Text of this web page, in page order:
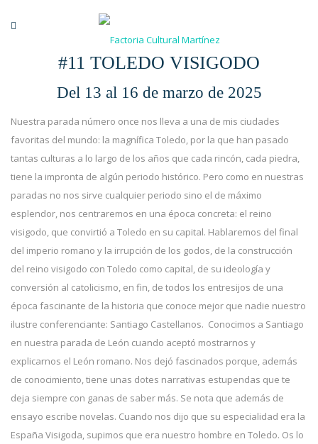
#11 TOLEDO VISIGODO
Del 13 al 16 de marzo de 2025
Nuestra parada número once nos lleva a una de mis ciudades
favoritas del mundo: la magnífica Toledo, por la que han pasado
tantas culturas a lo largo de los años que cada rincón, cada piedra,
tiene la impronta de algún periodo histórico. Pero como en nuestras
paradas no nos sirve cualquier periodo sino el de máximo
esplendor, nos centraremos en una época concreta: el reino
visigodo, que convirtió a Toledo en su capital. Hablaremos del final
del imperio romano y la irrupción de los godos, de la construcción
del reino visigodo con Toledo como capital, de su ideología y
conversión al catolicismo, en fin, de todos los entresijos de una
época fascinante de la historia que conoce mejor que nadie nuestro
ilustre conferenciante: Santiago Castellanos. Conocimos a Santiago
en nuestra parada de León cuando aceptó mostrarnos y
explicarnos el León romano. Nos dejó fascinados porque, además
de conocimiento, tiene unas dotes narrativas estupendas que te
deja siempre con ganas de saber más. Se nota que además de
ensayo escribe novelas. Cuando nos dijo que su especialidad era la
España Visigoda, supimos que era nuestro hombre en Toledo. Os lo